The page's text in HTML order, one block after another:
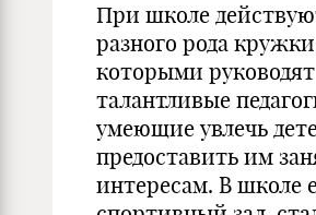
При школе
разного рода
которыми руководят
талантливые
умеющие увлечь
предоставить им
интересам. В школе